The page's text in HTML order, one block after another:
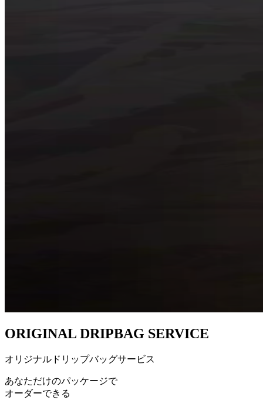
ORIGINAL DRIPBAG SERVICE
オリジナルドリップバッグサービス
あなただけのパッケージで
オーダーでき る